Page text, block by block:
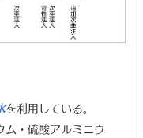
を利用している。
・硫酸アルミニウ